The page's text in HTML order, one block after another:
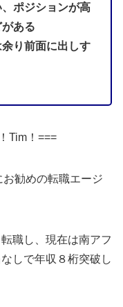
ポジションが高
ある
り前面に出しす
Tim！===
勧めの転職エージ
職し、現在は南アフ
しで年収８桁突破し